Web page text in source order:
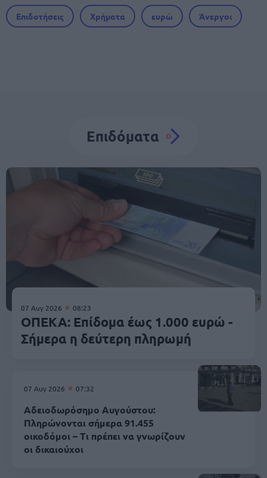
Επιδοτήσεις Χρήματα ευρώ Άνεργοι
Επιδόματα
07 Αυγ 2026 08:23
ΟΠΕΚΑ: Επίδομα έως 1.000 ευρώ -
Σήμερα η δεύτερη πληρωμή
07 Αυγ 2026 07:32
Αδειοδωρόσημο Αυγούστου:
Πληρώνονται σήμερα 91.455
οικοδόμοι – Τι πρέπει να γνωρίζουν
οι δικαιούχοι